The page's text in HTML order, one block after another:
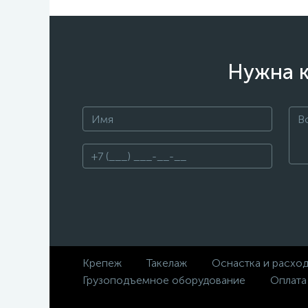
Нужна
Крепеж Такелаж
Оснастка и
Грузоподъемное оборудование